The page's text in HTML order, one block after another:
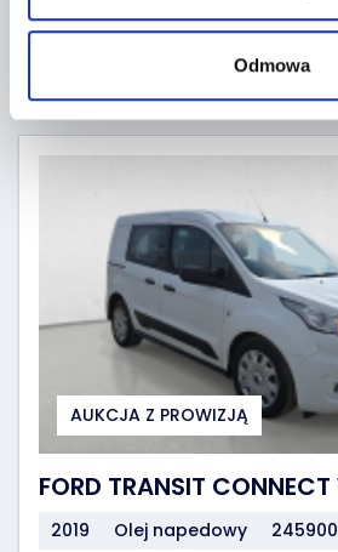
Odmowa
WEJDŹ NA
19 godzin(2026-
AUKCJA Z PROWIZJĄ
FORD TRANSIT
2019 Olej napedowy